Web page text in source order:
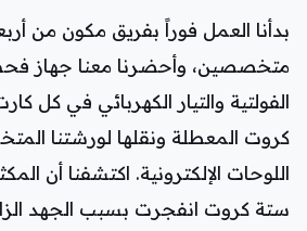
بدأنا العمل فوراً بفريق مكون من
متخصصين، وأحضرنا معنا جهاز
الفولتية والتيار الكهربائي في كل
كروت المعطلة ونقلها لورشتنا
اللوحات الإلكترونية. اكتشفنا أن
ستة كروت انفجرت بسبب الجهد